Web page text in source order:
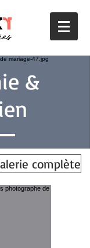
&
complète